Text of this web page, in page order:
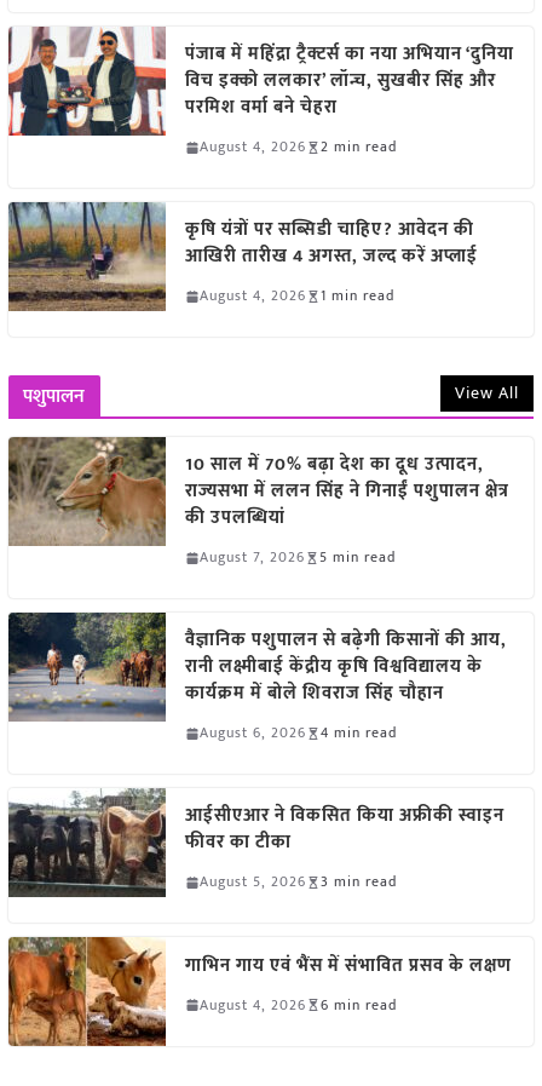
पंजाब में महिंद्रा ट्रैक्टर्स का नया अभियान ‘दुनिया
विच इक्को ललकार’ लॉन्च, सुखबीर सिंह और
परमिश वर्मा बने चेहरा
August 4, 2026 2 min read
कृषि यंत्रों पर सब्सिडी चाहिए? आवेदन की
आखिरी तारीख 4 अगस्त, जल्द करें अप्लाई
August 4, 2026 1 min read
पशुपालन View All
10 साल में 70% बढ़ा देश का दूध उत्पादन,
राज्यसभा में ललन सिंह ने गिनाईं पशुपालन क्षेत्र
की उपलब्धियां
August 7, 2026 5 min read
वैज्ञानिक पशुपालन से बढ़ेगी किसानों की आय,
रानी लक्ष्मीबाई केंद्रीय कृषि विश्वविद्यालय के
कार्यक्रम में बोले शिवराज सिंह चौहान
August 6, 2026 4 min read
आईसीएआर ने विकसित किया अफ्रीकी स्वाइन
फीवर का टीका
August 5, 2026 3 min read
गाभिन गाय एवं भैंस में संभावित प्रसव के लक्षण
August 4, 2026 6 min read